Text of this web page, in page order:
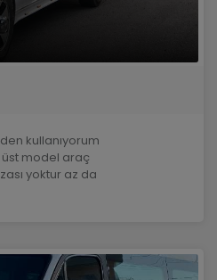
kullanıyorum
model araç
yoktur az da